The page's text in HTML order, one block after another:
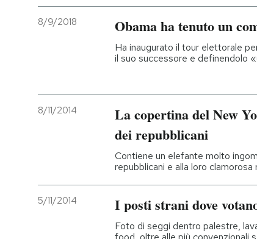
8/9/2018 Obama ha tenuto un
Ha inaugurato il tour elettorale
il suo successore e definendolo
8/11/2014
La copertina del New
dei repubblicani
Contiene un elefante molto
repubblicani e alla loro
5/11/2014 I posti strani dove
Foto di seggi dentro palestre,